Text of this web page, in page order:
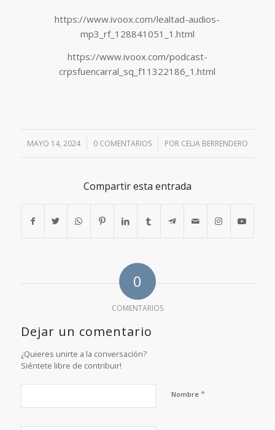
https://www.ivoox.com/lealtad-audios-
mp3_rf_128841051_1.html
https://www.ivoox.com/podcast-
crpsfuencarral_sq_f11322186_1.html
MAYO 14, 2024
/ 0 COMENTARIOS
/ POR CELIA BERRENDERO
Compartir esta entrada
0
COMENTARIOS
Dejar un comentario
¿Quieres unirte a la conversación?
Siéntete libre de contribuir!
Nombre *